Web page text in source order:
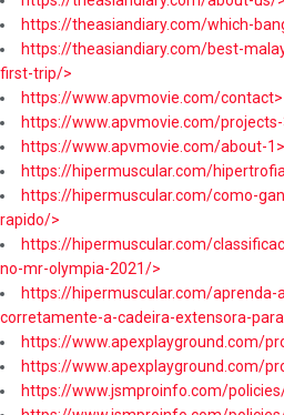
https://theasiandiary.com/which-
https://theasiandiary.com/best-
first-trip/>
https://www.apvmovie.com/contact>
https://www.apvmovie.com/
https://www.apvmovie.com/about-1>
https://hipermuscular.com/
https://hipermuscular.com/como-
rapido/>
https://hipermuscular.com/
no-mr-olympia-2021/>
https://hipermuscular.com/aprenda-
corretamente-a-cadeira-extensora-
https://www.apexplayground.com/
https://www.apexplayground.com/
https://www.jsmproinfo.com/